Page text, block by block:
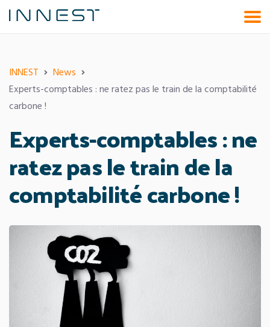
Aller
INNEST
News
Experts-comptables : ne ratez pas le train de la comptabilité
carbone !
Experts-comptables : ne
ratez pas le train de la
comptabilité carbone !